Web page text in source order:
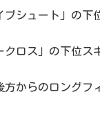
シュート」の下
ロス」の下位ス
からのロングフ